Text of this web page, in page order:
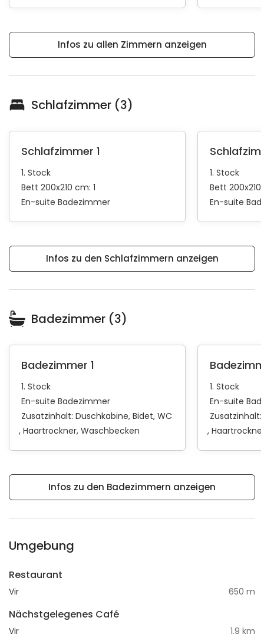
Infos zu allen Zimmern anzeigen
Schlafzimmer (3)
Schlafzimmer 1
1. Stock
Bett 200x210 cm: 1
En-suite Badezimmer
1. Stock
Bett 200x210
En-suite
Infos zu den Schlafzimmern anzeigen
Badezimmer (3)
Badezimmer 1
1. Stock
En-suite Badezimmer
Zusatzinhalt: Duschkabine Bidet WC
Haartrockner Waschbecken
1. Stock
En-suite
Zusatzinhalt:
Infos zu den Badezimmern anzeigen
Umgebung
Restaurant
Vir 650 m
Nächstgelegenes Café
Vir 1.9 km